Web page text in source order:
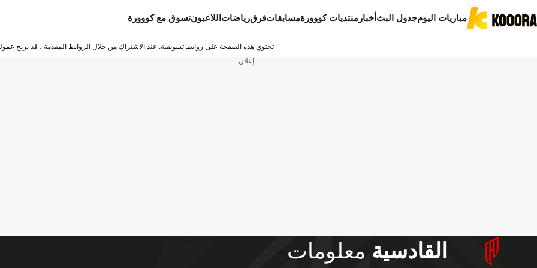
مباريات اليومجدول البثأخبار منتديات كووورةمسابقاتفرقرياضات اللاعبونتسوق مع كووورة
تحتوي هذه الصفحة على روابط تسويقية. عند الاشتراك من خلال الروابط المقدمة ، قد نربح
إعلان
القادسية معلومات